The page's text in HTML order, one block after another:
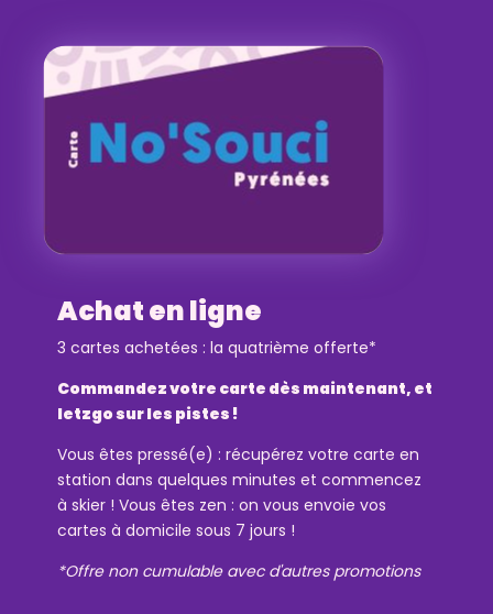
Achat en ligne
3 cartes achetées : la quatrième offerte*
Commandez votre carte dès maintenant, et
letzgo sur les pistes !
Vous êtes pressé(e) : récupérez votre carte en
station dans quelques minutes et commencez
à skier ! Vous êtes zen : on vous envoie vos
cartes à domicile sous 7 jours !
*Offre non cumulable avec d'autres promotions